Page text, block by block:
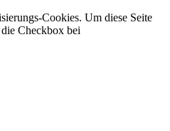
Cookies. Um diese Seite
Checkbox bei